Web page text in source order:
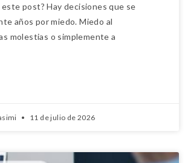
post? Hay decisiones que se
años por miedo. Miedo al
molestias o simplemente a
11 de julio de 2026